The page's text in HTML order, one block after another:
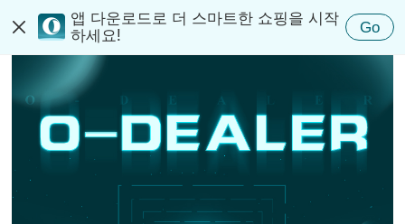
앱 다운로드로 더 스마트한 쇼핑을 시작
하세요!
Go
대리상 안내